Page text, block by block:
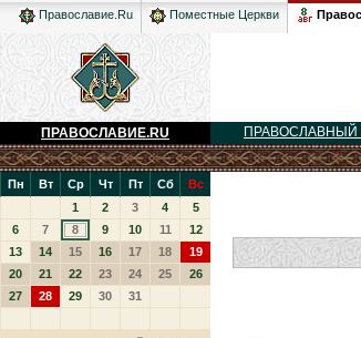
Православие.Ru Поместные Церкви
ПРАВОСЛАВИЕ.RU ПРАВОСЛАВНЫЙ
Пн Вт Ср Чт Пт Сб
Вс
1
2 3 4
5
6
7 8 9 10 11
12
13
14 15 16 17 18
19
20
21 22 23 24 25
26
27
28 29 30 31